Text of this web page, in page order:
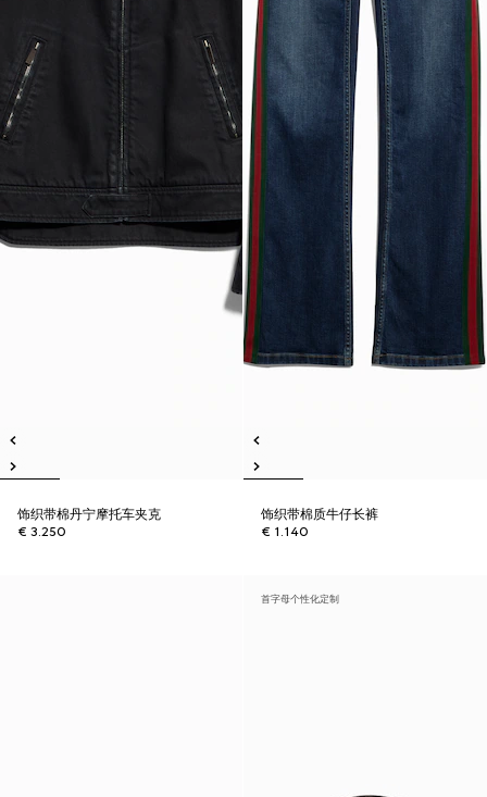
饰织带棉丹宁摩托车夹克
€ 3.250
饰织带棉质牛仔长裤
€ 1.140
首字母个性化定制